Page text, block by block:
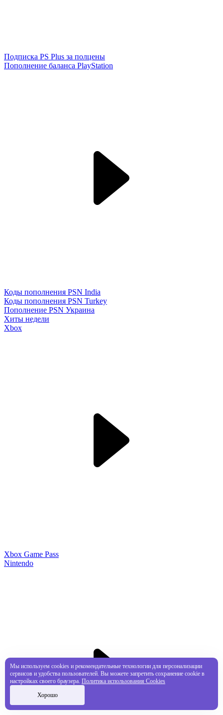
Подписка PS Plus за полцены
Пополнение баланса PlayStation
Коды пополнения PSN India
Коды пополнения PSN Turkey
Пополнение PSN Украина
Хиты недели
Xbox
Xbox Game Pass
Nintendo
Мы используем cookies и рекомендательные технологии для персонализации
сервисов и удобства пользователей. Вы можете запретить сохранение cookie в
настройках своего браузера. Политика использования Cookies
Хорошо